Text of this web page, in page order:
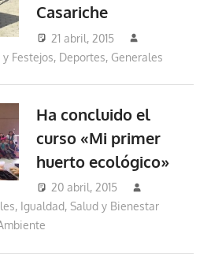
Casariche
21 abril, 2015
Festejos, Deportes, Generales
Ha concluido el
curso «Mi primer
huerto ecológico»
20 abril, 2015
, Igualdad, Salud y Bienestar